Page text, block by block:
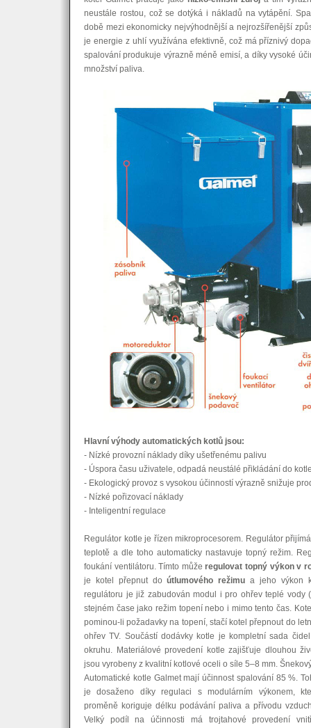
neustále rostou, což se dotýká i nákladů na vytápění.
době mezi ekonomicky nejvýhodnější a nejrozšířenější
je energie z uhlí využívána efektivně, což má příznivý
spalování produkuje výrazně méně emisí, a díky vysoké
množství paliva.
Hlavní výhody automatických kotlů jsou:
- Nízké provozní náklady díky ušetřenému palivu
- Úspora času uživatele, odpadá neustálé přikládání do
- Ekologický provoz s vysokou účinností výrazně snižuje
- Nízké pořizovací náklady
- Inteligentní regulace
Regulátor kotle je řízen mikroprocesorem. Regulátor
teplotě a dle toho automaticky nastavuje topný režim.
foukání ventilátoru. Tímto můžeregulovat topný výkon v
je kotel přepnut doútlumového režimu a jeho výkon
regulátoru je již zabudován modul i pro ohřev teplé vody
stejném čase jako režim topení nebo i mimo tento čas.
pominou-li požadavky na topení, stačí kotel přepnout do
ohřev TV. Součástí dodávky kotle je kompletní sada
okruhu. Materiálové provedení kotle zajišťuje dlouhou
jsou vyrobeny z kvalitní kotlové oceli o síle 5–8 mm.
Automatické kotle Galmet mají účinnost spalování 85 %.
je dosaženo díky regulaci s modulárním výkonem,
proměně koriguje délku podávání paliva a přívodu
Velký podíl na účinnosti má trojtahové provedení